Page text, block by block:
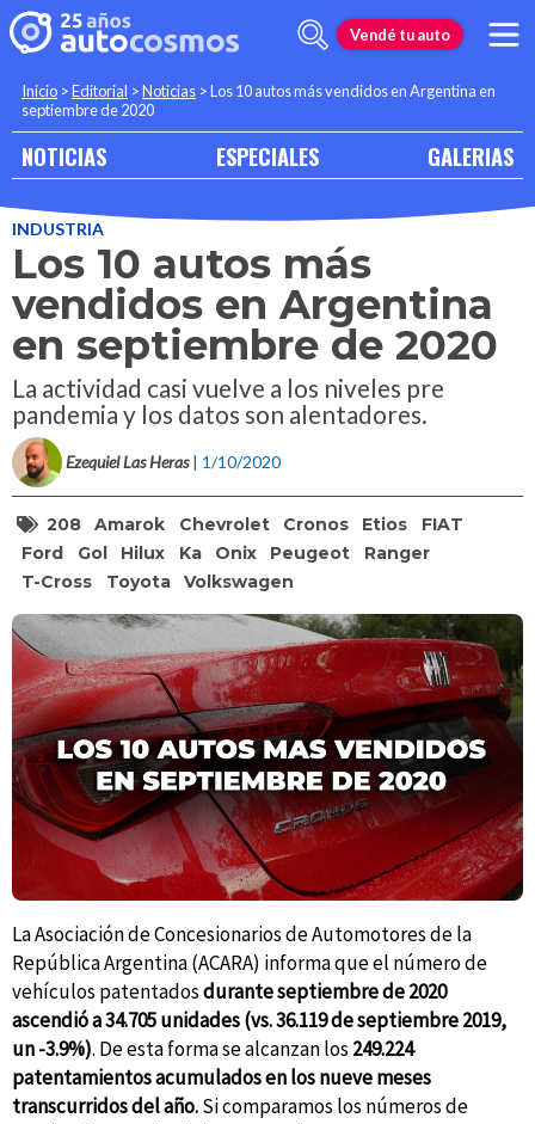
Vendé tu auto
Inicio >Editorial >Noticias >Los 10 autos más vendidos en Argentina en
septiembre de 2020
NOTICIAS ESPECIALES GALERIAS
INDUSTRIA
Los 10 autos más
vendidos en Argentina
en septiembre de 2020
La actividad casi vuelve a los niveles pre
pandemia y los datos son alentadores.
Ezequiel Las Heras | 1/10/2020
208 Amarok Chevrolet Cronos Etios
FIAT
Ford
Gol Hilux Ka Onix Peugeot
Ranger
T-Cross
Toyota Volkswagen
La Asociación de Concesionarios de Automotores de la
República Argentina (ACARA) informa que el número de
vehículos patentadosdurante septiembre de 2020
ascendió a 34.705 unidades (vs. 36.119 de septiembre 2019,
un -3.9%). De esta forma se alcanzan los 249.224
patentamientos acumulados en los nueve meses
transcurridos del año.Si comparamos los números de